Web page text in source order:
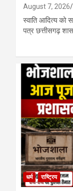
August 7, 2026
स्वाति आदित्य को
पत्र छत्तीसगढ़
धर्म राष्ट्रिय